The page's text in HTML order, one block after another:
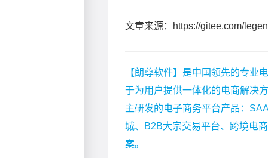
文章来源：https://gitee.com/
【朗尊软件】是中国领先的专业
于为用户提供一体化的电商解决
主研发的电子商务平台产品：
城、B2B大宗交易平台、跨境电
案。